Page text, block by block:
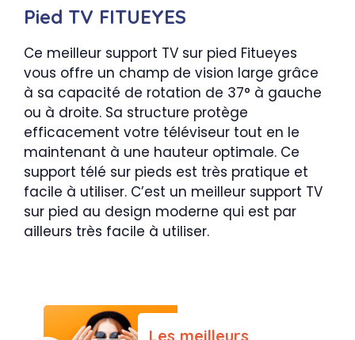
Pied TV FITUEYES
Ce meilleur support TV sur pied Fitueyes
vous offre un champ de vision large grâce
à sa capacité de rotation de 37° à gauche
ou à droite. Sa structure protège
efficacement votre téléviseur tout en le
maintenant à une hauteur optimale. Ce
support télé sur pieds est très pratique et
facile à utiliser. C’est un meilleur support TV
sur pied au design moderne qui est par
ailleurs très facile à utiliser.
Les meilleurs